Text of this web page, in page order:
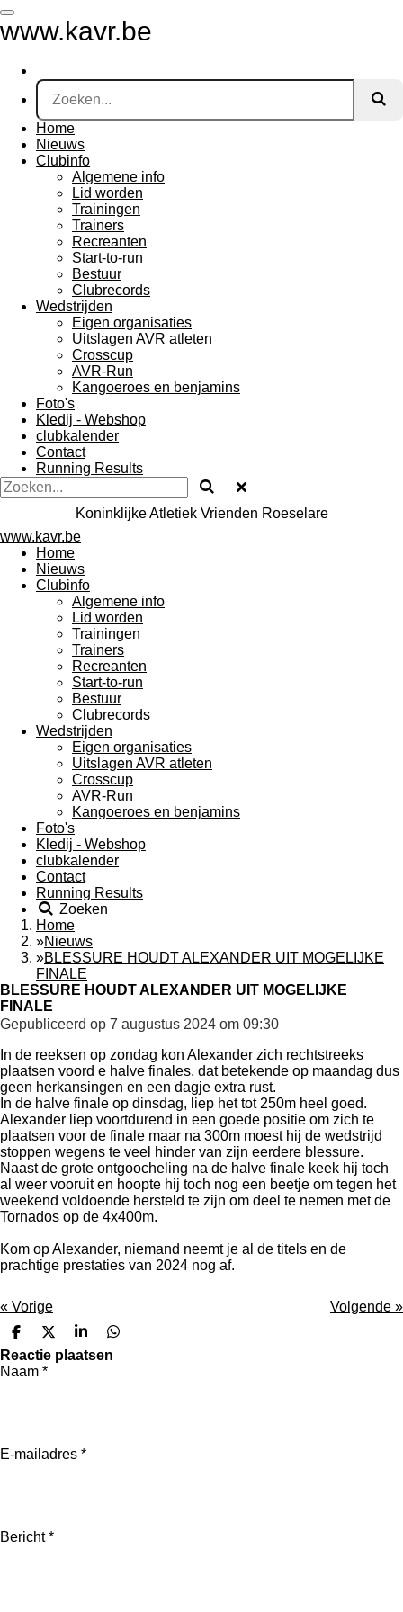
Ga
direct
hoofdinhoud
www.kavr.be
Home
Nieuws
Clubinfo
Algemene info
Lid worden
Trainingen
Trainers
Recreanten
Start-to-run
Bestuur
Clubrecords
Wedstrijden
Eigen organisaties
Uitslagen AVR atleten
Crosscup
AVR-Run
Kangoeroes en benjamins
Foto's
Kledij - Webshop
clubkalender
Contact
Running Results
Koninklijke Atletiek Vrienden Roeselare
www.kavr.be
Home
Nieuws
Clubinfo
Algemene info
Lid worden
Trainingen
Trainers
Recreanten
Start-to-run
Bestuur
Clubrecords
Wedstrijden
Eigen organisaties
Uitslagen AVR atleten
Crosscup
AVR-Run
Kangoeroes en benjamins
Foto's
Kledij - Webshop
clubkalender
Contact
Running Results
Zoeken
Home
»Nieuws
»BLESSURE HOUDT ALEXANDER UIT MOGELIJKE
FINALE
BLESSURE HOUDT ALEXANDER UIT MOGELIJKE
FINALE
Gepubliceerd op 7 augustus 2024 om 09:30
In de reeksen op zondag kon Alexander zich rechtstreeks
plaatsen voord e halve finales. dat betekende op maandag dus
geen herkansingen en een dagje extra rust.
In de halve finale op dinsdag, liep het tot 250m heel goed.
Alexander liep voortdurend in een goede positie om zich te
plaatsen voor de finale maar na 300m moest hij de wedstrijd
stoppen wegens te veel hinder van zijn eerdere blessure.
Naast de grote ontgoocheling na de halve finale keek hij toch
al weer vooruit en hoopte hij toch nog een beetje om tegen het
weekend voldoende hersteld te zijn om deel te nemen met de
Tornados op de 4x400m.
Kom op Alexander, niemand neemt je al de titels en de
prachtige prestaties van 2024 nog af.
« Vorige Volgende »
D
e
l
e
D
e
e
S
h
D
e
Reactie plaatsen
Naam *
E-mailadres *
Bericht *